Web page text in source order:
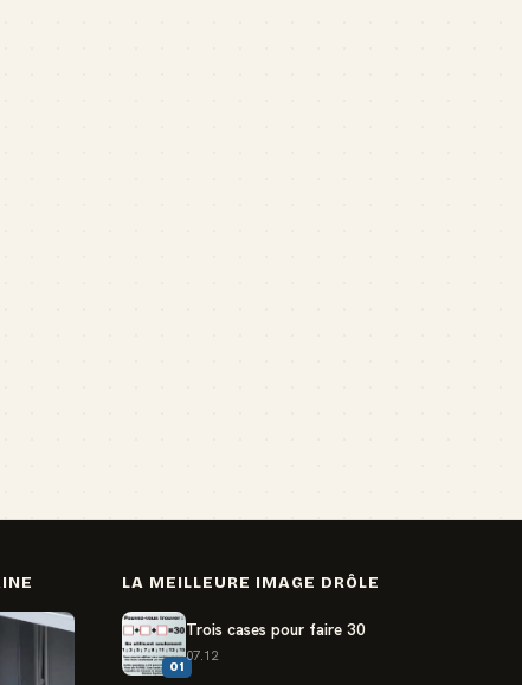
LA MEILLEURE IMAGE DRÔLE
01
Trois cases pour faire 30
07.12